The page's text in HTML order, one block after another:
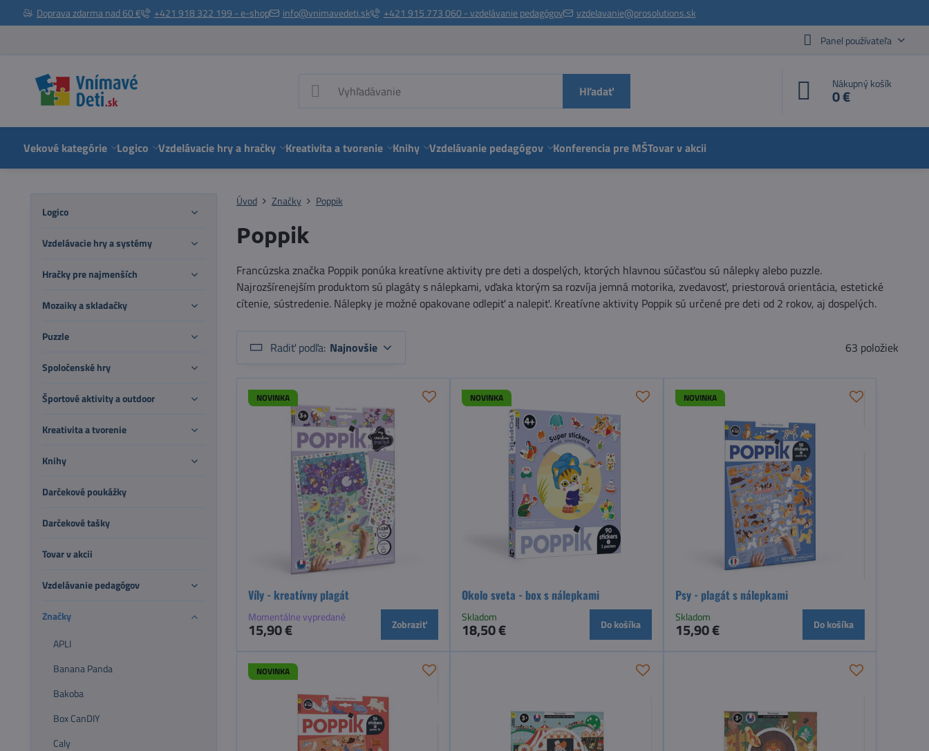
Doprava zdarma nad 60 € +421 918 322 199 - e-shop info@vnimavedeti.sk +421 915 773 060 - vzdelávanie pedagógov
vzdelavanie@prosolutions.sk
Panel používateľa
Hľadať Nákupný košík
0 €
Vekové kategórie Logico Vzdelávacie hry a hračky Kreativita a tvorenie Knihy Vzdelávanie pedagógov Konferencia pre MŠTovar v akcii
Úvod Značky Poppik
Poppik
Francúzska značka Poppik ponúka kreatívne aktivity pre deti a dospelých, ktorých hlavnou súčasťou sú nálepky alebo puzzle.
Najrozšírenejším produktom sú plagáty s nálepkami, vďaka ktorým sa rozvíja jemná motorika, zvedavosť, priestorová orientácia, estetické
cítenie, sústredenie. Nálepky je možné opakovane odlepiť a nalepiť. Kreatívne aktivity Poppik sú určené pre deti od 2 rokov, aj dospelých.
Radiť podľa: Najnovšie 63 položiek
NOVINKA
Víly - kreatívny plagát
Momentálne vypredané
15,90 € Zobraziť
NOVINKA
Okolo sveta - box s nálepkami
Skladom
18,50 € Do košíka
NOVINKA
Psy - plagát s nálepkami
Skladom
15,90 € Do košíka
NOVINKA
Logico
Vzdelávacie hry a systémy
Hračky pre najmenších
Mozaiky a skladačky
Puzzle
Spoločenské hry
Športové aktivity a outdoor
Kreativita a tvorenie
Knihy
Darčekové poukážky
Darčekové tašky
Tovar v akcii
Vzdelávanie pedagógov
Značky
APLI
Banana Panda
Bakoba
Box CanDIY
Caly